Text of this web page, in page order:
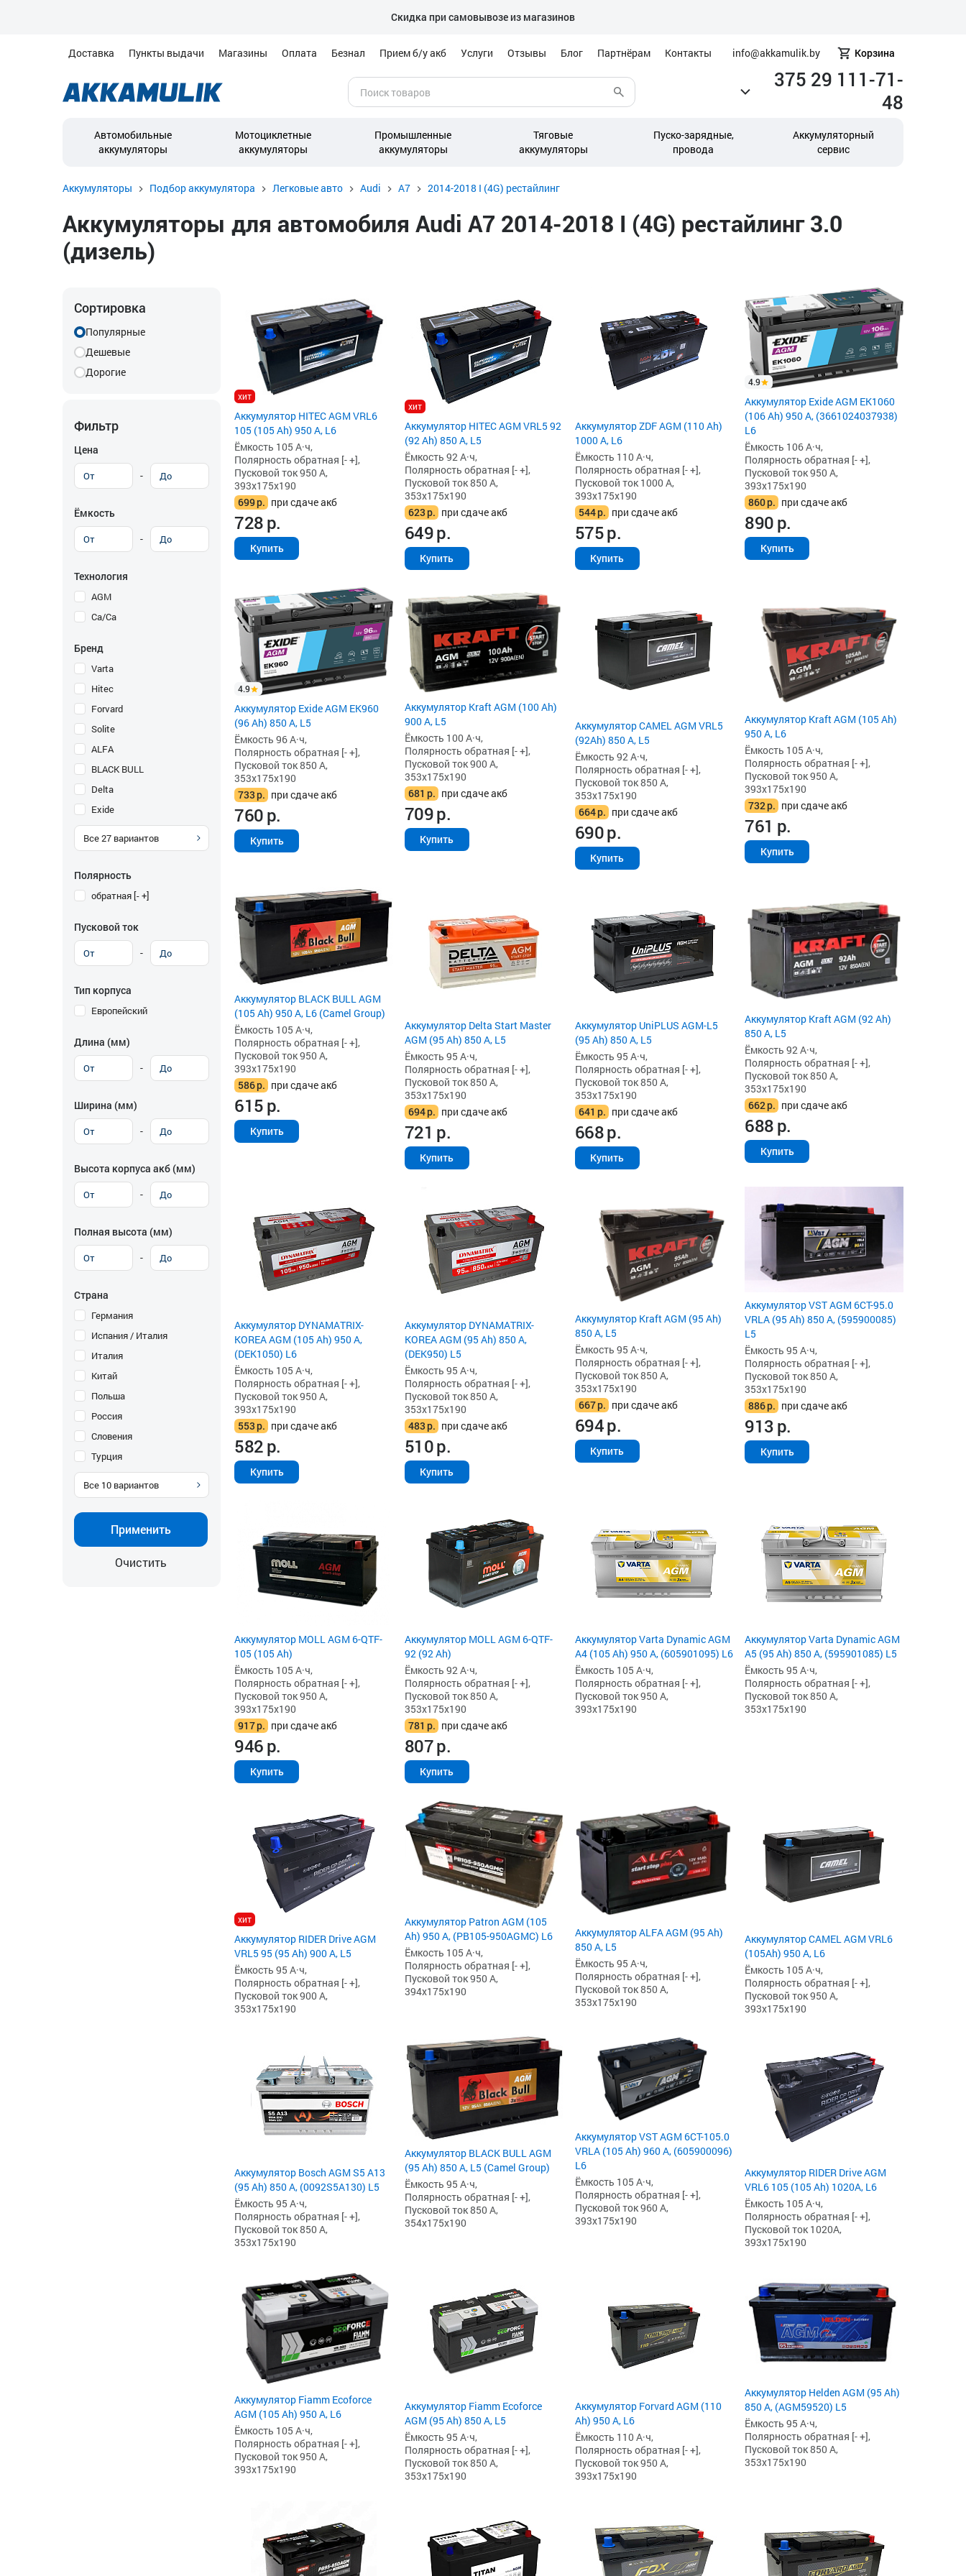
Скидка при самовывозе из магазинов
Доставка Пункты выдачи Магазины Оплата Безнал Прием б/у акб Услуги Отзывы Блог Партнёрам Контакты info@akkamulik.by Корзина
375 29 111-71-
48
Автомобильные
аккумуляторы
Мотоциклетные
аккумуляторы
Промышленные
аккумуляторы
Тяговые
аккумуляторы
Пуско-зарядные,
провода
Аккумуляторный
сервис
Аккумуляторы Подбор аккумулятора Легковые авто Audi A7 2014-2018 I (4G) рестайлинг
Аккумуляторы для автомобиля Audi A7 2014-2018 I (4G) рестайлинг 3.0
(дизель)
Сортировка
Популярные
Дешевые
Дорогие
Фильтр
Цена
-
Ёмкость
-
Технология
AGM
Ca/Ca
Бренд
Varta
Hitec
Forvard
Solite
ALFA
BLACK BULL
Delta
Exide
Все27 вариантов
Полярность
обратная [- +]
Пусковой ток
-
Тип корпуса
Европейский
Длина (мм)
-
Ширина (мм)
-
Высота корпуса акб (мм)
-
Полная высота (мм)
-
Страна
Германия
Испания / Италия
Италия
Китай
Польша
Россия
Словения
Турция
Все 10 вариантов
Применить
Очистить
хит
Аккумулятор HITEC AGM VRL6
105 (105 Ah) 950 А, L6
Ёмкость 105 А·ч,
Полярность обратная [- +],
Пусковой ток 950 А,
393x175x190
699р. при сдаче акб
728р.
Купить
хит
Аккумулятор HITEC AGM VRL5 92
(92 Ah) 850 А, L5
Ёмкость 92 А·ч,
Полярность обратная [- +],
Пусковой ток 850 А,
353x175x190
623р. при сдаче акб
649р.
Купить
Аккумулятор ZDF AGM (110 Ah)
1000 А, L6
Ёмкость 110 А·ч,
Полярность обратная [- +],
Пусковой ток 1000 А,
393x175x190
544р. при сдаче акб
575р.
Купить
4.9
Аккумулятор Exide AGM EK1060
(106 Ah) 950 А, (3661024037938)
L6
Ёмкость 106 А·ч,
Полярность обратная [- +],
Пусковой ток 950 А,
393x175x190
860р. при сдаче акб
890р.
Купить
4.9
Аккумулятор Exide AGM EK960
(96 Ah) 850 А, L5
Ёмкость 96 А·ч,
Полярность обратная [- +],
Пусковой ток 850 А,
353x175x190
733р. при сдаче акб
760р.
Купить
Аккумулятор Kraft AGM (100 Ah)
900 А, L5
Ёмкость 100 А·ч,
Полярность обратная [- +],
Пусковой ток 900 А,
353x175x190
681 р. при сдаче акб
709р.
Купить
Аккумулятор CAMEL AGM VRL5
(92Ah) 850 А, L5
Ёмкость 92 А·ч,
Полярность обратная [- +],
Пусковой ток 850 А,
353x175x190
664р. при сдаче акб
690р.
Купить
Аккумулятор Kraft AGM (105 Ah)
950 А, L6
Ёмкость 105 А·ч,
Полярность обратная [- +],
Пусковой ток 950 А,
393x175x190
732р. при сдаче акб
761 р.
Купить
Аккумулятор BLACK BULL AGM
(105 Ah) 950 А, L6 (Camel Group)
Ёмкость 105 А·ч,
Полярность обратная [- +],
Пусковой ток 950 А,
393x175x190
586р. при сдаче акб
615р.
Купить
Аккумулятор Delta Start Master
AGM (95 Ah) 850 А, L5
Ёмкость 95 А·ч,
Полярность обратная [- +],
Пусковой ток 850 А,
353x175x190
694р. при сдаче акб
721 р.
Купить
Аккумулятор UniPLUS AGM-L5
(95 Ah) 850 А, L5
Ёмкость 95 А·ч,
Полярность обратная [- +],
Пусковой ток 850 А,
353x175x190
641 р. при сдаче акб
668р.
Купить
Аккумулятор Kraft AGM (92 Ah)
850 А, L5
Ёмкость 92 А·ч,
Полярность обратная [- +],
Пусковой ток 850 А,
353x175x190
662р. при сдаче акб
688р.
Купить
Аккумулятор DYNAMATRIX-
KOREA AGM (105 Ah) 950 А,
(DEK1050) L6
Ёмкость 105 А·ч,
Полярность обратная [- +],
Пусковой ток 950 А,
393x175x190
553р. при сдаче акб
582р.
Купить
Аккумулятор DYNAMATRIX-
KOREA AGM (95 Ah) 850 А,
(DEK950) L5
Ёмкость 95 А·ч,
Полярность обратная [- +],
Пусковой ток 850 А,
353x175x190
483р. при сдаче акб
510р.
Купить
Аккумулятор Kraft AGM (95 Ah)
850 А, L5
Ёмкость 95 А·ч,
Полярность обратная [- +],
Пусковой ток 850 А,
353x175x190
667р. при сдаче акб
694р.
Купить
Аккумулятор VST AGM 6СТ-95.0
VRLA (95 Ah) 850 А, (595900085)
L5
Ёмкость 95 А·ч,
Полярность обратная [- +],
Пусковой ток 850 А,
353x175x190
886р. при сдаче акб
913р.
Купить
Аккумулятор MOLL AGM 6-QTF-
105 (105 Ah)
Ёмкость 105 А·ч,
Полярность обратная [- +],
Пусковой ток 950 А,
393x175x190
917р. при сдаче акб
946р.
Купить
Аккумулятор MOLL AGM 6-QTF-
92 (92 Ah)
Ёмкость 92 А·ч,
Полярность обратная [- +],
Пусковой ток 850 А,
353x175x190
781 р. при сдаче акб
807р.
Купить
Аккумулятор Varta Dynamic AGM
A4 (105 Ah) 950 А, (605901095) L6
Ёмкость 105 А·ч,
Полярность обратная [- +],
Пусковой ток 950 А,
393x175x190
Аккумулятор Varta Dynamic AGM
A5 (95 Ah) 850 А, (595901085) L5
Ёмкость 95 А·ч,
Полярность обратная [- +],
Пусковой ток 850 А,
353x175x190
хит
Аккумулятор RIDER Drive AGM
VRL5 95 (95 Ah) 900 А, L5
Ёмкость 95 А·ч,
Полярность обратная [- +],
Пусковой ток 900 А,
353x175x190
Аккумулятор Patron AGM (105
Ah) 950 А, (PB105-950AGMC) L6
Ёмкость 105 А·ч,
Полярность обратная [- +],
Пусковой ток 950 А,
394x175x190
Аккумулятор ALFA AGM (95 Ah)
850 А, L5
Ёмкость 95 А·ч,
Полярность обратная [- +],
Пусковой ток 850 А,
353x175x190
Аккумулятор CAMEL AGM VRL6
(105Ah) 950 А, L6
Ёмкость 105 А·ч,
Полярность обратная [- +],
Пусковой ток 950 А,
393x175x190
Аккумулятор Bosch AGM S5 А13
(95 Ah) 850 А, (0092S5A130) L5
Ёмкость 95 А·ч,
Полярность обратная [- +],
Пусковой ток 850 А,
353x175x190
Аккумулятор BLACK BULL AGM
(95 Ah) 850 А, L5 (Camel Group)
Ёмкость 95 А·ч,
Полярность обратная [- +],
Пусковой ток 850 А,
354x175x190
Аккумулятор VST AGM 6СТ-105.0
VRLA (105 Ah) 960 А, (605900096)
L6
Ёмкость 105 А·ч,
Полярность обратная [- +],
Пусковой ток 960 А,
393x175x190
Аккумулятор RIDER Drive AGM
VRL6 105 (105 Ah) 1020А, L6
Ёмкость 105 А·ч,
Полярность обратная [- +],
Пусковой ток 1020А,
393x175x190
Аккумулятор Fiamm Ecoforce
AGM (105 Ah) 950 А, L6
Ёмкость 105 А·ч,
Полярность обратная [- +],
Пусковой ток 950 А,
393x175x190
Аккумулятор Fiamm Ecoforce
AGM (95 Ah) 850 A, L5
Ёмкость 95 А·ч,
Полярность обратная [- +],
Пусковой ток 850 А,
353x175x190
Аккумулятор Forvard AGM (110
Ah) 950 А, L6
Ёмкость 110 А·ч,
Полярность обратная [- +],
Пусковой ток 950 А,
393x175x190
Аккумулятор Helden AGM (95 Ah)
850 А, (AGM59520) L5
Ёмкость 95 А·ч,
Полярность обратная [- +],
Пусковой ток 850 А,
353x175x190